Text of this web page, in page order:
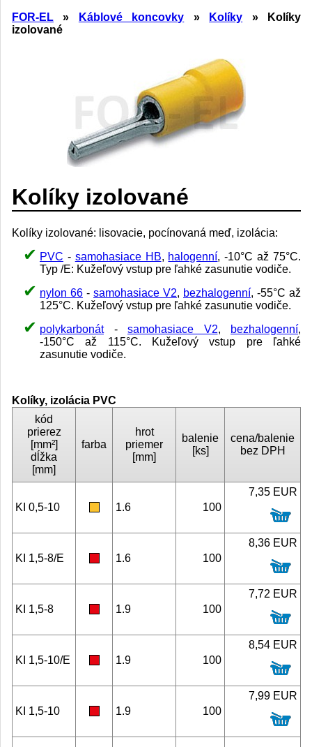
FOR-EL » Káblové koncovky » Kolíky » Kolíky
izolované
Kolíky izolované
Kolíky izolované: lisovacie, pocínovaná meď, izolácia:
PVC - samohasiace HB, halogenní, -10°C až 75°C.
Typ /E: Kužeľový vstup pre ľahké zasunutie vodiče.
nylon 66 - samohasiace V2, bezhalogenní, -55°C až
125°C. Kužeľový vstup pre ľahké zasunutie vodiče.
polykarbonát- samohasiace V2, bezhalogenní,
-150°C až 115°C. Kužeľový vstup pre ľahké
zasunutie vodiče.
Kolíky, izolácia PVC
kód
prierez
[mm²]
dĺžka
[mm]
farba
hrot
priemer
[mm]
balenie
[ks]
cena/balenie
bez DPH
KI 0,5-10 1.6 100
7,35 EUR
KI 1,5-8/E 1.6 100
8,36 EUR
KI 1,5-8 1.9 100
7,72 EUR
KI 1,5-10/E 1.9 100
8,54 EUR
KI 1,5-10 1.9 100
7,99 EUR